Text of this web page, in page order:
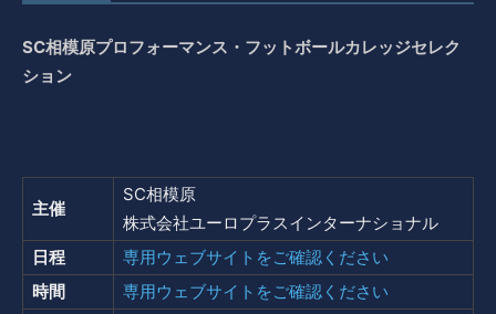
SC相模原プロフォーマンス・フットボールカレッジセレク
ション
主催
SC相模原
株式会社ユーロプラスインターナショナル
日程
専用ウェブサイトをご確認ください
時間
専用ウェブサイトをご確認ください